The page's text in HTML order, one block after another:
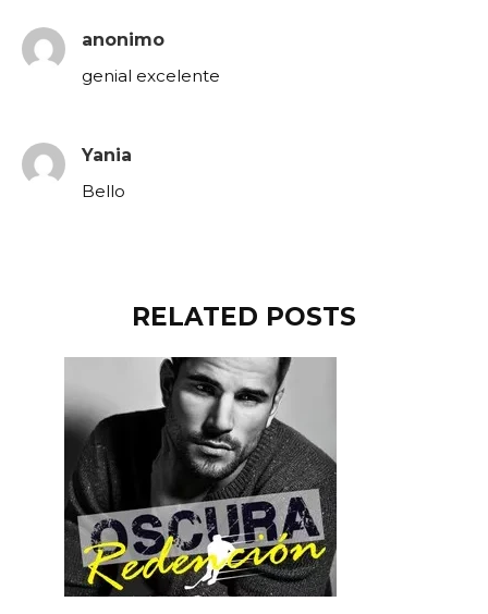
anonimo
genial excelente
Yania
Bello
RELATED POSTS